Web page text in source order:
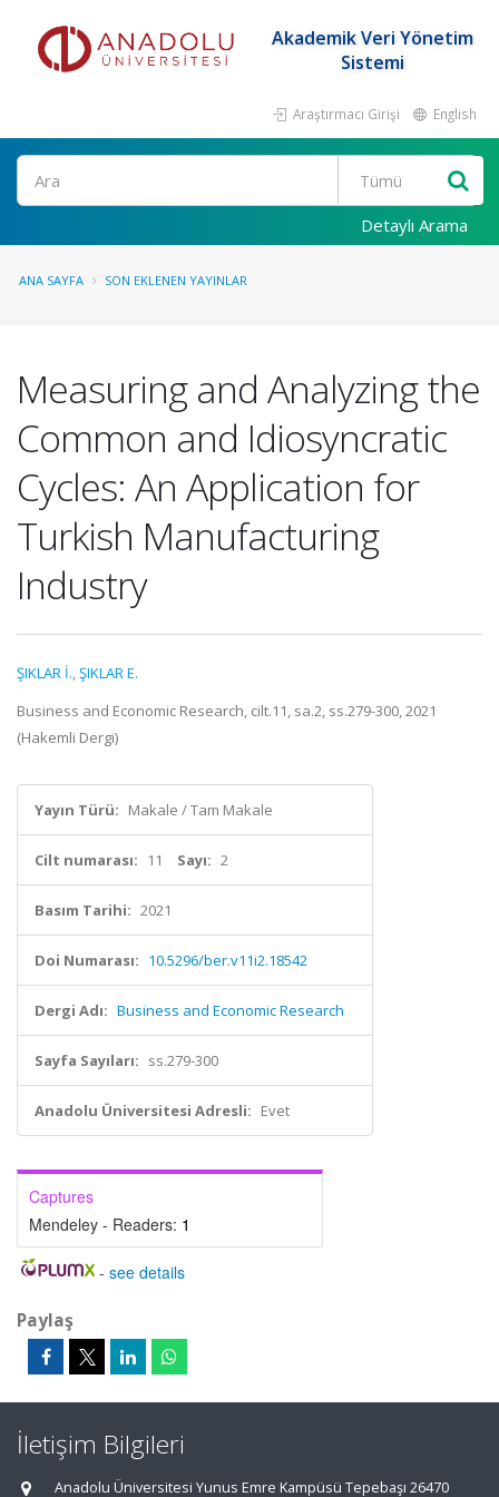
Akademik Veri Yönetim
Sistemi
Araştırmacı Girişi English
Ara
Detaylı Arama
ANA SAYFA SON EKLENEN YAYINLAR
Measuring and Analyzing the
Common and Idiosyncratic
Cycles: An Application for
Turkish Manufacturing
Industry
ŞIKLAR İ.,ŞIKLAR E.
Business and Economic Research, cilt.11, sa.2, ss.279-300, 2021
(Hakemli Dergi)
Yayın Türü: Makale / Tam Makale
Cilt numarası: 11 Sayı: 2
Basım Tarihi: 2021
Doi Numarası: 10.5296/ber.v11i2.18542
Dergi Adı: Business and Economic Research
Sayfa Sayıları: ss.279-300
Anadolu Üniversitesi Adresli: Evet
Captures
Mendeley - Readers: 1
- see details
Paylaş
İletişim Bilgileri
Anadolu Üniversitesi Yunus Emre Kampüsü Tepebaşı 26470